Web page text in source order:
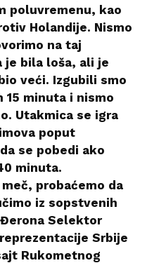
poluvremenu, kao
Holandije. Nismo
na taj
bila loša, ali je
veći. Izgubili smo
minuta i nismo
Utakmica se igra
poput
se pobedi ako
minuta.
probaćemo da
iz sopstvenih
Selektor
Srbije
Rukometnog